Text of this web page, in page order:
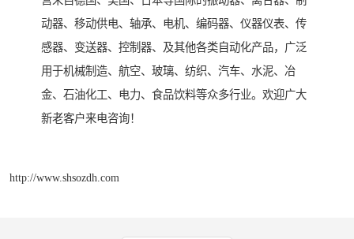
动器、移动供电、轴承、电机、编码器、仪器仪表、传
感器、变送器、控制器、及其他各类自动化产品，广泛
用于机械制造、航空、玻璃、纺织、汽车、水泥、冶
金、石油化工、电力、食品饮料等众多行业。欢迎广大
新老客户来电咨询！
http://www.shsozdh.com